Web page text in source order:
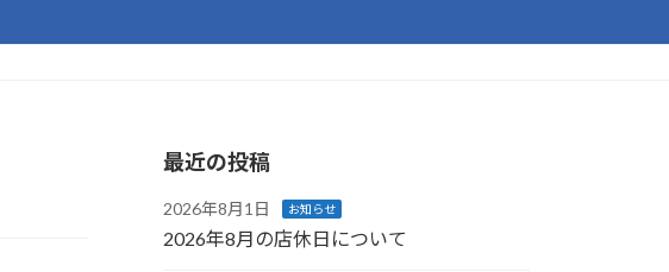
最近の投稿
2026年8月1日 お知らせ
2026年8月の店休日について